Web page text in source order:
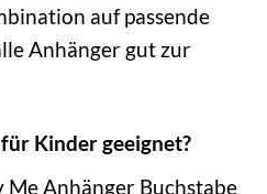
auf passende
Anhänger gut zur
Kinder geeignet?
Anhänger Buchstabe